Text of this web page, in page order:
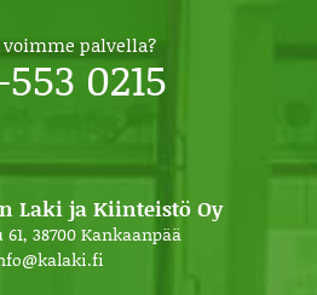
palvella?
0215
Laki ja Kiinteistö Oy
38700 Kankaanpää